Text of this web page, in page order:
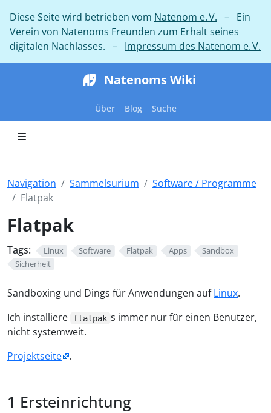
Diese Seite wird betrieben vom Natenom e. V. – Ein
Verein von Natenoms Freunden zum Erhalt seines
digitalen Nachlasses. – Impressum des Natenom e. V.
Natenoms Wiki
Über Blog Suche
Navigation Sammelsurium
Software / Programme
Flatpak
Flatpak
Tags: Linux Software Flatpak Apps
Sandbox
Sicherheit
Sandboxing und Dings für Anwendungen aufLinux.
Ich installiere
flatpak s immer nur für einen Benutzer,
nicht systemweit.
Projektseite .
Ersteinrichtung